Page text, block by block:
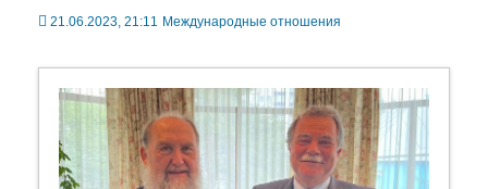
21.06.2023, 21:11 Международные отношения